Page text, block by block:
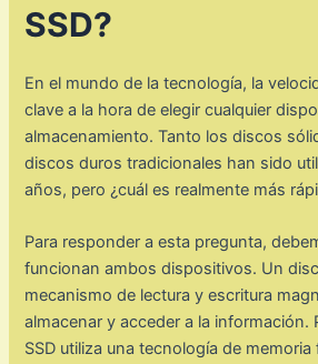
SSD?
En el mundo de la tecnología, la
clave a la hora de elegir cualquier
almacenamiento. Tanto los discos
discos duros tradicionales han sido
años, pero ¿cuál es realmente más
Para responder a esta pregunta,
funcionan ambos dispositivos. Un
mecanismo de lectura y escritura
almacenar y acceder a la información.
SSD utiliza una tecnología de